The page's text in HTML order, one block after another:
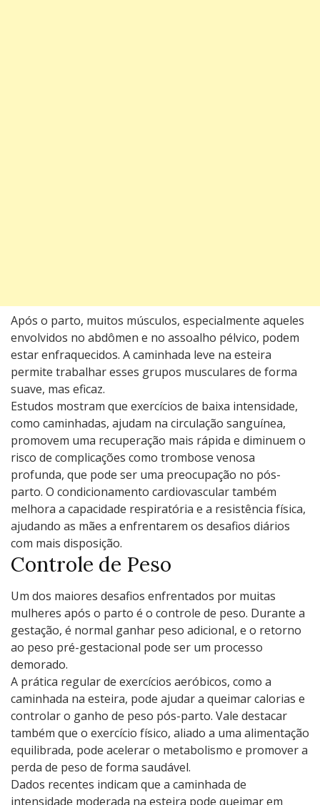
Após o parto, muitos músculos, especialmente aqueles
envolvidos no abdômen e no assoalho pélvico, podem
estar enfraquecidos. A caminhada leve na esteira
permite trabalhar esses grupos musculares de forma
suave, mas eficaz.
Estudos mostram que exercícios de baixa intensidade,
como caminhadas, ajudam na circulação sanguínea,
promovem uma recuperação mais rápida e diminuem o
risco de complicações como trombose venosa
profunda, que pode ser uma preocupação no pós-
parto. O condicionamento cardiovascular também
melhora a capacidade respiratória e a resistência física,
ajudando as mães a enfrentarem os desafios diários
com mais disposição.
Controle de Peso
Um dos maiores desafios enfrentados por muitas
mulheres após o parto é o controle de peso. Durante a
gestação, é normal ganhar peso adicional, e o retorno
ao peso pré-gestacional pode ser um processo
demorado.
A prática regular de exercícios aeróbicos, como a
caminhada na esteira, pode ajudar a queimar calorias e
controlar o ganho de peso pós-parto. Vale destacar
também que o exercício físico, aliado a uma alimentação
equilibrada, pode acelerar o metabolismo e promover a
perda de peso de forma saudável.
Dados recentes indicam que a caminhada de
intensidade moderada na esteira pode queimar em